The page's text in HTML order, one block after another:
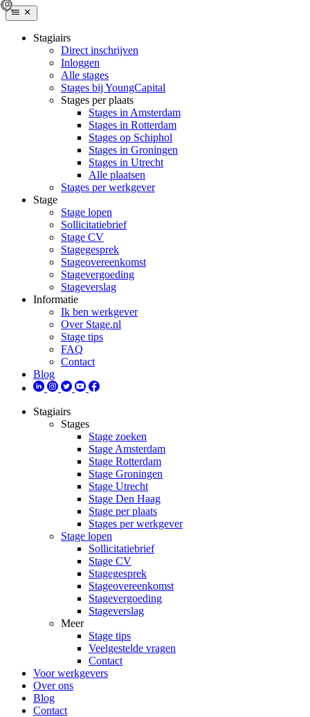
Stagiairs
Direct inschrijven
Inloggen
Alle stages
Stages bij YoungCapital
Stages per plaats
Stages in Amsterdam
Stages in Rotterdam
Stages op Schiphol
Stages in Groningen
Stages in Utrecht
Alle plaatsen
Stages per werkgever
Stage
Stage lopen
Sollicitatiebrief
Stage CV
Stagegesprek
Stageovereenkomst
Stagevergoeding
Stageverslag
Informatie
Ik ben werkgever
Over Stage.nl
Stage tips
FAQ
Contact
Blog
Stagiairs
Stages
Stage zoeken
Stage Amsterdam
Stage Rotterdam
Stage Groningen
Stage Utrecht
Stage Den Haag
Stage per plaats
Stages per werkgever
Stage lopen
Sollicitatiebrief
Stage CV
Stagegesprek
Stageovereenkomst
Stagevergoeding
Stageverslag
Meer
Stage tips
Veelgestelde vragen
Contact
Voor werkgevers
Over ons
Blog
Contact